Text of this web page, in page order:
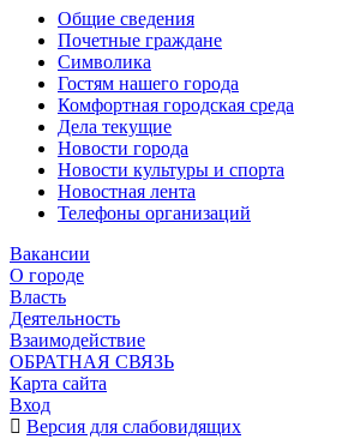
Общие сведения
Почетные граждане
Символика
Гостям нашего города
Комфортная городская среда
Дела текущие
Новости города
Новости культуры и спорта
Новостная лента
Телефоны организаций
Вакансии
О городе
Власть
Деятельность
Взаимодействие
ОБРАТНАЯ СВЯЗЬ
Карта сайта
Вход
Версия для слабовидящих